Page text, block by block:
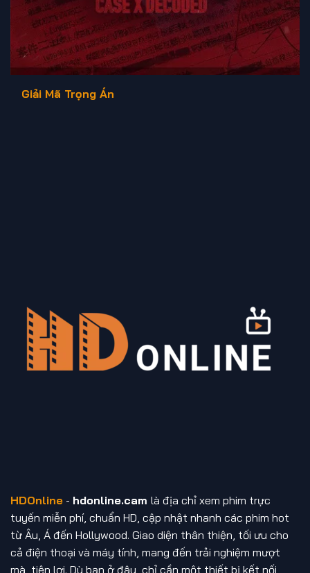
Giải Mã Trọng Án
HDOnline - hdonline.cam là địa chỉ xem phim trực
tuyến miễn phí, chuẩn HD, cập nhật nhanh các phim hot
từ Âu, Á đến Hollywood. Giao diện thân thiện, tối ưu cho
cả điện thoại và máy tính, mang đến trải nghiệm mượt
mà, tiện lợi. Dù bạn ở đâu, chỉ cần một thiết bị kết nối